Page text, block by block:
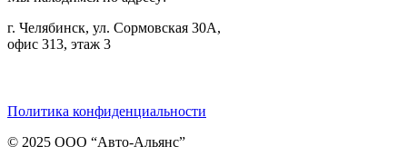
г. Челябинск, ул. Сормовская 30А,
офис 313, этаж 3
Политика конфиденциальности
© 2025 ООО “Авто-Альянс”